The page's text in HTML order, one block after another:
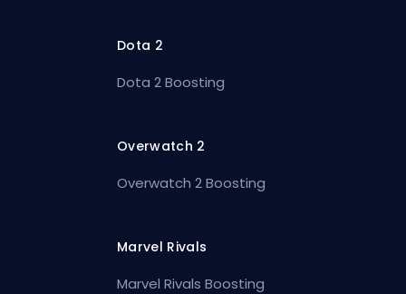
Dota 2
Dota 2 Boosting
Overwatch 2
Overwatch 2 Boosting
Marvel Rivals
Marvel Rivals Boosting